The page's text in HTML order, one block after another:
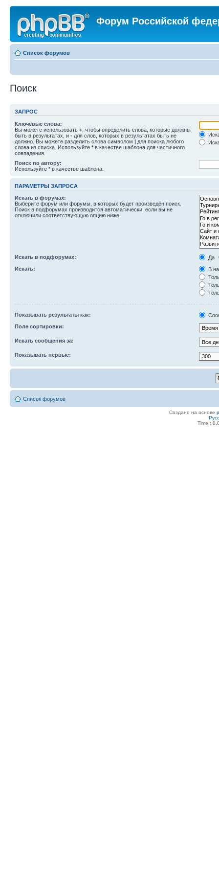
Форум Российской
Список форумов
Поиск
ЗАПРОС
Ключевые слова:
Вы можете использовать + , чтобы определить слова, которые должны
быть в результатах, и - для слов, которых в результатах быть не
должно. Вы можете разделить слова символом | для поиска любого
слова из списка. Используйте * в качестве шаблона для частичного
совпадения.
Поиск по автору:
Используйте * в качестве шаблона.
ПАРАМЕТРЫ ЗАПРОСА
Искать в форумах:
Выберите форум или форумы, в которых будет произведён поиск.
Поиск в подфорумах производится автоматически, если вы не
отключили соответствующую опцию ниже.
Искать в подфорумах:
Да
Искать:
В
Показывать результаты как:
Поле сортировки:
Искать сообщения за:
Показывать первые:
Список форумов
Создано на основе
Time :